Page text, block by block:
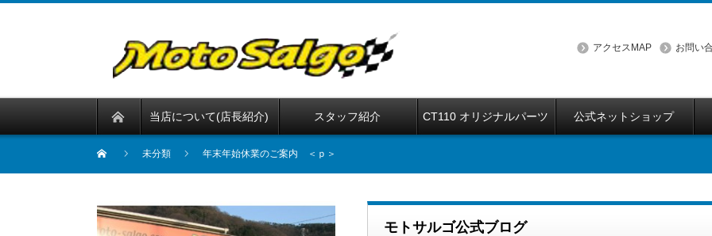
アクセスMAP お問い
当店について(店長紹介) スタッフ紹介 CT110 オリジナルパーツ 公式ネットショップ
未分類 年末年始休業のご案内 ＜ｐ＞
モトサルゴ公式ブログ